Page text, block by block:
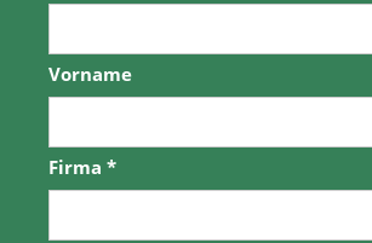
Vorname
Firma *